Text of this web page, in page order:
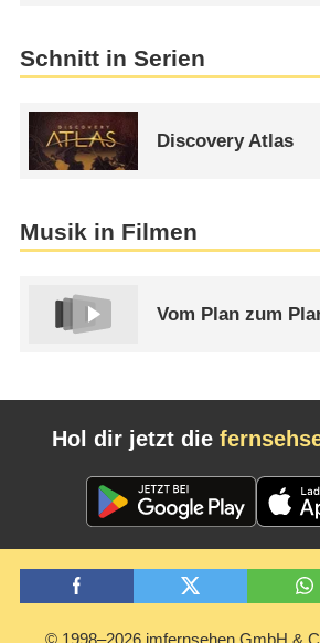
Schnitt in Serien
Discovery Atlas
Musik in Filmen
Vom Plan zum
Hol dir jetzt die